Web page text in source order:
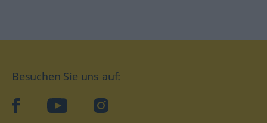
Besuchen Sie uns auf:
facebookYouTube Instagram